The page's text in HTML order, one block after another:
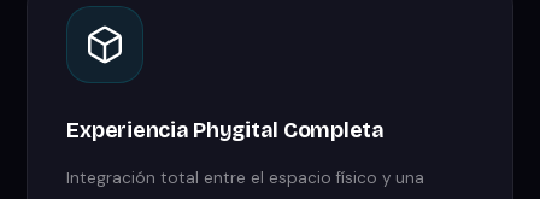
Experiencia Phygital Completa
Integración total entre el espacio físico y una